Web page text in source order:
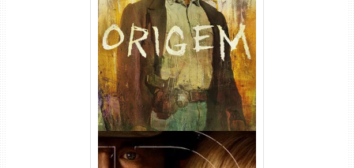
(2026) WEB-DL 1080p/4K
Dual Áudio